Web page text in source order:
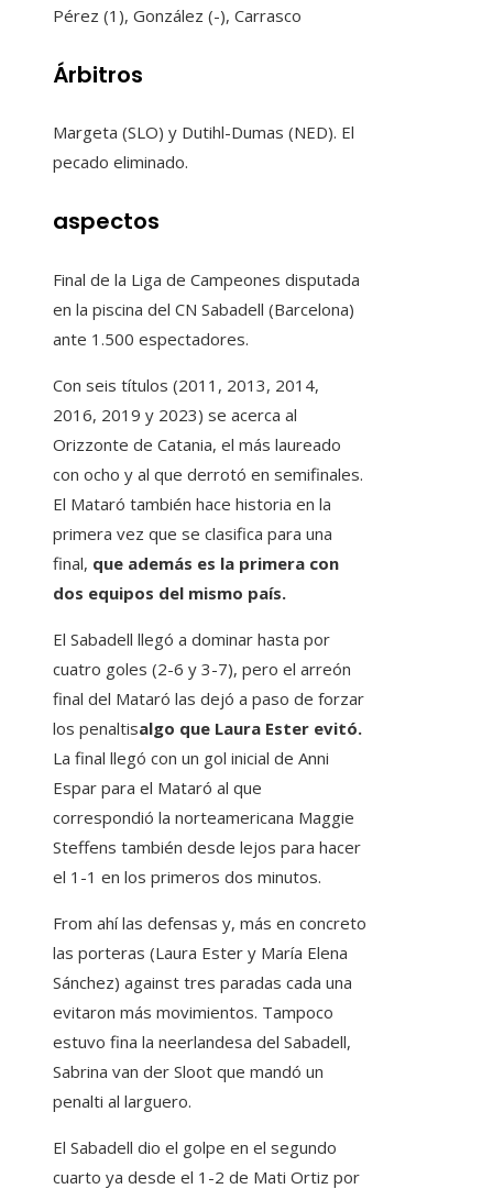
Pérez (1), González (-), Carrasco
Árbitros
Margeta (SLO) y Dutihl-Dumas (NED). El
pecado eliminado.
aspectos
Final de la Liga de Campeones disputada
en la piscina del CN ​​Sabadell (Barcelona)
ante 1.500 espectadores.
Con seis títulos (2011, 2013, 2014,
2016, 2019 y 2023) se acerca al
Orizzonte de Catania, el más laureado
con ocho y al que derrotó en semifinales.
El Mataró también hace historia en la
primera vez que se clasifica para una
final, que además es la primera con
dos equipos del mismo país.
El Sabadell llegó a dominar hasta por
cuatro goles (2-6 y 3-7), pero el arreón
final del Mataró las dejó a paso de forzar
los penaltisalgo que Laura Ester evitó.
La final llegó con un gol inicial de Anni
Espar para el Mataró al que
correspondió la norteamericana Maggie
Steffens también desde lejos para hacer
el 1-1 en los primeros dos minutos.
From ahí las defensas y, más en concreto
las porteras (Laura Ester y María Elena
Sánchez) against tres paradas cada una
evitaron más movimientos. Tampoco
estuvo fina la neerlandesa del Sabadell,
Sabrina van der Sloot que mandó un
penalti al larguero.
El Sabadell dio el golpe en el segundo
cuarto ya desde el 1-2 de Mati Ortiz por